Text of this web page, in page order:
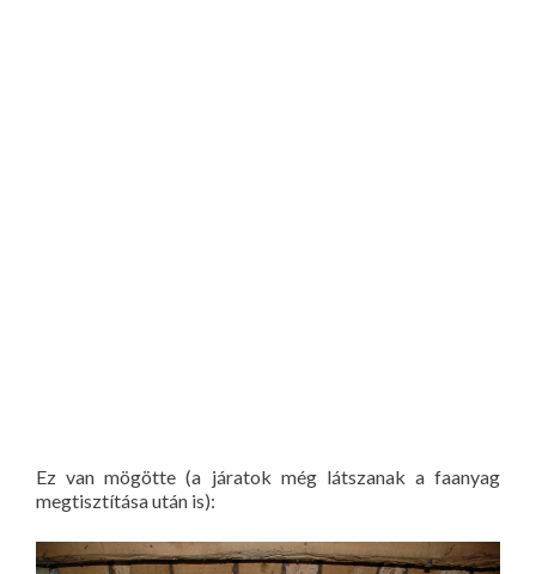
Ez van mögötte (a járatok még látszanak a faanyag
megtisztítása után is):